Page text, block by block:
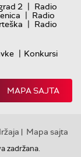
2 | Radio
| Radio
| Radio
| Konkursi
MAPA SAJTA
| Mapa sajta
zadržana.